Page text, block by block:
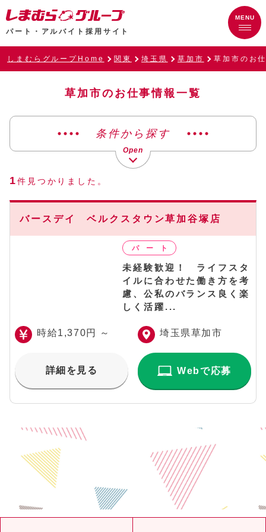
パート・アルバイト採用サイト
しまむらグループHome 関東 埼玉県 草加市 草加市のお
草加市のお仕事情報一覧
条件から探す
1件見つかりました。
バースデイ ベルクスタウン草加谷塚店
未経験歓迎！ ライフスタ
イルに合わせた働き方を考
慮、公私のバランス良く楽
しく活躍...
時給1,370円 ～ 埼玉県草加市
詳細を見る Webで応募